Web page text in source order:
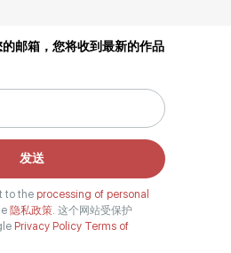
邮箱，您将收到最新的作品
发送
to the processing of personal
隐私政策. 这个网站受保护
Privacy Policy Terms of